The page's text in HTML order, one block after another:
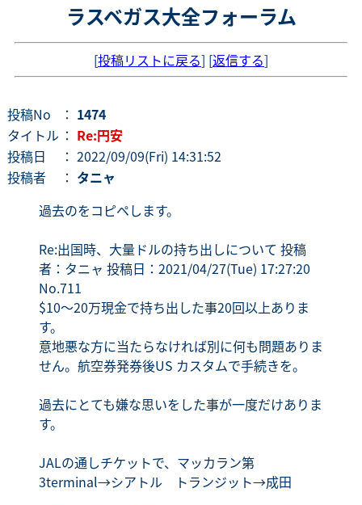
ラスベガス大全フォーラム
[投稿リストに戻る] [返信する]
投稿No ： 1474
タイトル ： Re:円安
投稿日
： 2022/09/09(Fri) 14:31:52
投稿者
： タニャ
過去のをコピペします。
Re:出国時、大量ドルの持ち出しについて 投稿
者：タニャ 投稿日：2021/04/27(Tue) 17:27:20
No.711
$10〜20万現金で持ち出した事20回以上ありま
す。
意地悪な方に当たらなければ別に何も問題ありま
せん。航空券発券後US カスタムで手続きを。
過去にとても嫌な思いをした事が一度だけありま
す。
JALの通しチケットで、マッカラン第
3terminal→シアトル トランジット→成田